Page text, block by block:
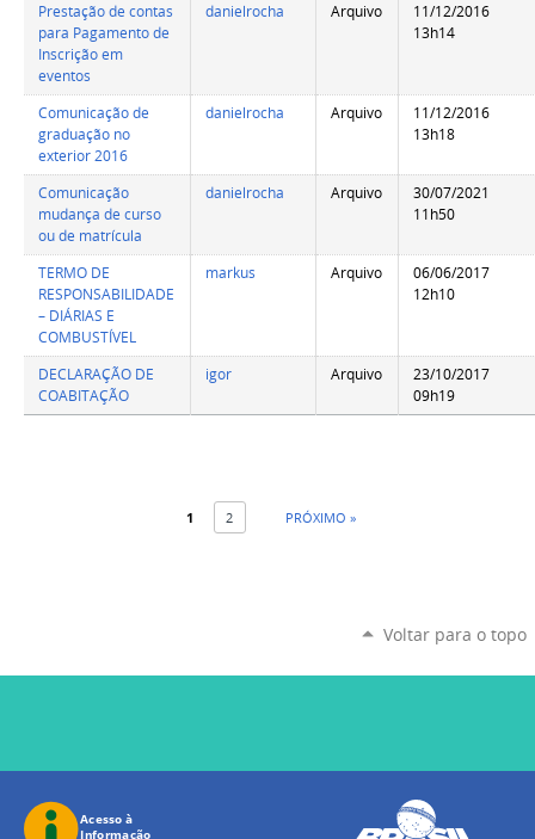
Prestação de contas
para Pagamento de
Inscrição em
eventos
danielrocha Arquivo
11/12/2016
13h14
Comunicação de
graduação no
exterior 2016
danielrocha Arquivo
11/12/2016
13h18
Comunicação
mudança de curso
ou de matrícula
danielrocha Arquivo
30/07/2021
11h50
TERMO DE
RESPONSABILIDADE
– DIÁRIAS E
COMBUSTÍVEL
markus Arquivo
06/06/2017
12h10
DECLARAÇÃO DE
COABITAÇÃO
igor Arquivo
23/10/2017
09h19
1 2 PRÓXIMO »
Voltar para o topo